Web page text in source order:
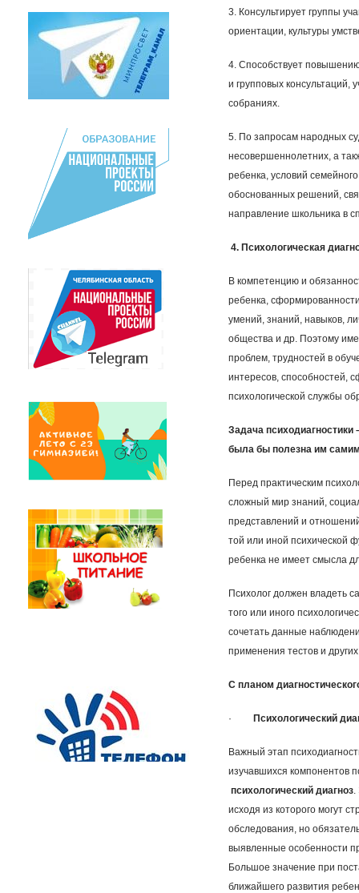
3. Консультирует группы
ориентации, культуры
4. Способствует
и групповых консультаций,
собраниях.
5. По запросам народных
несовершеннолетних, а
ребенка, условий
обоснованных решений,
направление школьника в
4. Психологическая
В компетенцию и
ребенка,
умений, знаний, навыков,
общества и др. Поэтому
проблем, трудностей в
интересов, способностей,
психологической службы
Задача
была бы полезна им самим
Перед практическим
сложный мир знаний,
представлений и
той или иной психической
ребенка не имеет смысла
Психолог должен владеть
того или иного
сочетать данные
применения тестов и
С планом
· Психологический
Важный этап
изучавшихся компонентов
психологический диагноз.
исходя из которого могут
обследования, но
выявленные особенности
Большое значение при
ближайшего развития